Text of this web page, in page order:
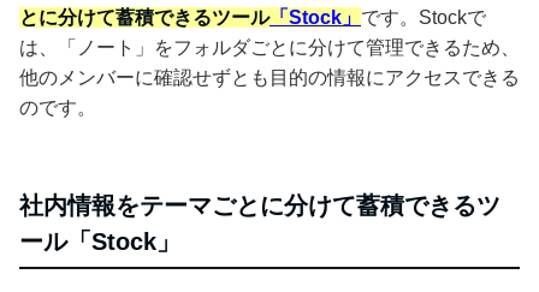
とに分けて蓄積できるツール「Stock」 です。Stockで
は、「ノート」をフォルダごとに分けて管理できるため、
他のメンバーに確認せずとも目的の情報にアクセスできる
のです。
社内情報をテーマごとに分けて蓄積できるツ
ール「Stock」